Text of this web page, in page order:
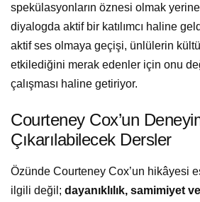
spekülasyonların öznesi olmak
diyalogda aktif bir katılımcı haline
aktif ses olmaya geçişi, ünlülerin
etkilediğini merak edenler için onu
çalışması haline getiriyor.
Courteney Cox’un
Çıkarılabilecek Dersler
Özünde Courteney Cox’un hikâyesi
ilgili değil; dayanıklılık, samimiyet